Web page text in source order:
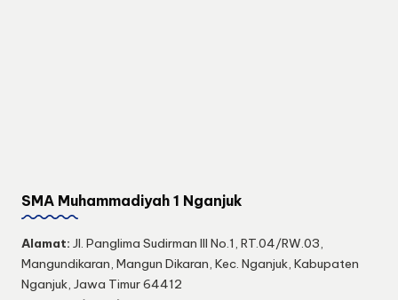
SMA Muhammadiyah 1 Nganjuk
Alamat: Jl. Panglima Sudirman III No.1, RT.04/RW.03,
Mangundikaran, Mangun Dikaran, Kec. Nganjuk, Kabupaten
Nganjuk, Jawa Timur 64412